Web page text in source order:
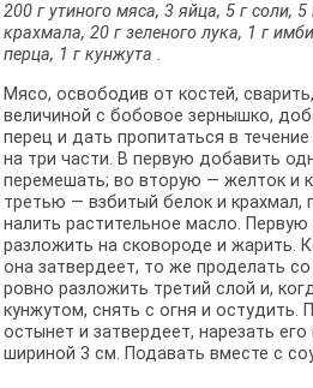
200 г утиного мяса, 3 яйца, 5 г соли,
крахмала, 20 г зеленого лука, 1 г
перца, 1 г кунжута .
Мясо, освободив от костей,
величиной с бобовое зернышко,
перец и дать пропитаться в
на три части. В первую добавить
перемешать; во вторую — желток и
третью — взбитый белок и крахмал,
налить растительное масло.
разложить на сковороде и жарить.
она затвердеет, то же проделать
ровно разложить третий слой и,
кунжутом, снять с огня и остудить.
остынет и затвердеет, нарезать
шириной 3 см. Подавать вместе с